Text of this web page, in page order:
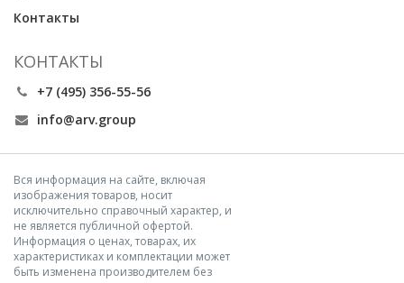
Контакты
КОНТАКТЫ
+7 (495) 356-55-56
info@arv.group
Вся информация на сайте, включая
изображения товаров, носит
исключительно справочный характер, и
не является публичной офертой.
Информация о ценах, товарах, их
характеристиках и комплектации может
быть изменена производителем без